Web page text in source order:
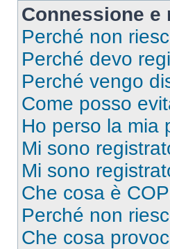
Connessione e
Perché non
Perché devo
Perché vengo
Come posso
Ho perso la mia
Mi sono
Mi sono
Che cosa è
Perché non
Che cosa